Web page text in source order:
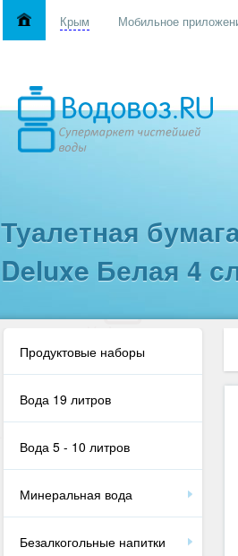
Крым Мобильное
Туалетная
Deluxe Белая 4
Продуктовые наборы
Вода 19 литров
Вода 5 - 10 литров
Минеральная вода
Безалкогольные напитки